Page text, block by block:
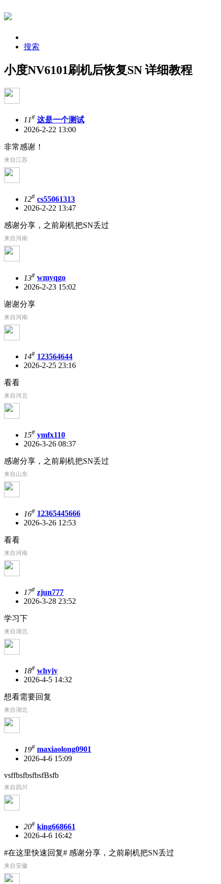
搜索
小度NV6101刷机后恢复SN 详细教程
11# 这是一个测试
2026-2-22 13:00
非常感谢！
来自江苏
12# cs55061313
2026-2-22 13:47
感谢分享，之前刷机把SN丢过
来自河南
13# wmyqgo
2026-2-23 15:02
谢谢分享
来自河南
14# 123564644
2026-2-25 23:16
看看
来自河北
15# ymfx110
2026-3-26 08:37
感谢分享，之前刷机把SN丢过
来自山东
16# 12365445666
2026-3-26 12:53
看看
来自河南
17# zjun777
2026-3-28 23:52
学习下
来自湖北
18# whyjy
2026-4-5 14:32
想看需要回复
来自湖北
19# maxiaolong0901
2026-4-6 15:09
vsffbsfbsfbsfBsfb
来自四川
20# king668661
2026-4-6 16:42
#在这里快速回复# 感谢分享，之前刷机把SN丢过
来自安徽